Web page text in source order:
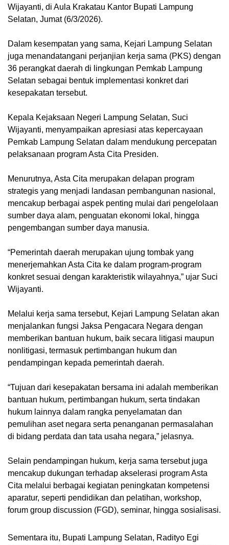
Wijayanti, di Aula Krakatau Kantor Bupati Lampung
Selatan, Jumat (6/3/2026).
Dalam kesempatan yang sama, Kejari Lampung Selatan
juga menandatangani perjanjian kerja sama (PKS) dengan
36 perangkat daerah di lingkungan Pemkab Lampung
Selatan sebagai bentuk implementasi konkret dari
kesepakatan tersebut.
Kepala Kejaksaan Negeri Lampung Selatan, Suci
Wijayanti, menyampaikan apresiasi atas kepercayaan
Pemkab Lampung Selatan dalam mendukung percepatan
pelaksanaan program Asta Cita Presiden.
Menurutnya, Asta Cita merupakan delapan program
strategis yang menjadi landasan pembangunan nasional,
mencakup berbagai aspek penting mulai dari pengelolaan
sumber daya alam, penguatan ekonomi lokal, hingga
pengembangan sumber daya manusia.
“Pemerintah daerah merupakan ujung tombak yang
menerjemahkan Asta Cita ke dalam program-program
konkret sesuai dengan karakteristik wilayahnya,” ujar Suci
Wijayanti.
Melalui kerja sama tersebut, Kejari Lampung Selatan akan
menjalankan fungsi Jaksa Pengacara Negara dengan
memberikan bantuan hukum, baik secara litigasi maupun
nonlitigasi, termasuk pertimbangan hukum dan
pendampingan kepada pemerintah daerah.
“Tujuan dari kesepakatan bersama ini adalah memberikan
bantuan hukum, pertimbangan hukum, serta tindakan
hukum lainnya dalam rangka penyelamatan dan
pemulihan aset negara serta penanganan permasalahan
di bidang perdata dan tata usaha negara,” jelasnya.
Selain pendampingan hukum, kerja sama tersebut juga
mencakup dukungan terhadap akselerasi program Asta
Cita melalui berbagai kegiatan peningkatan kompetensi
aparatur, seperti pendidikan dan pelatihan, workshop,
forum group discussion (FGD), seminar, hingga sosialisasi.
Sementara itu, Bupati Lampung Selatan, Radityo Egi